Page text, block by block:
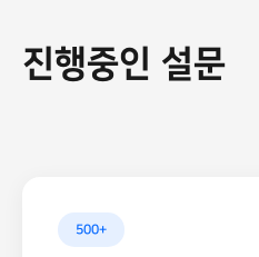
진행중인 설문
500+